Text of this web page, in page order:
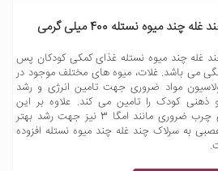
چند میوه نستله 400 میلی گرمی
غله چند میوه نستله غذای کمکی کودکان پس
ماهگی می باشد. غلات، میوه های مختلف موجود در
مواد ضروری جهت تامین انرژی و رشد
کودک را تامین می کند. علاوه بر این
اسیدهای چرب ضروری مانند امگا 3 نیز جهت رشد بهتر
به سرلاک چند غله چند میوه نستله افزوده